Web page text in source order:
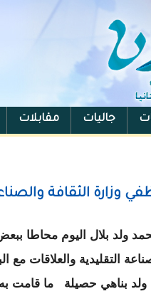
جاليات مقابلات
وزارة الثقافة
ولد بلال اليوم محاطا
التقليدية والعلاقات مع
بناهي حصيلة ما قامت به